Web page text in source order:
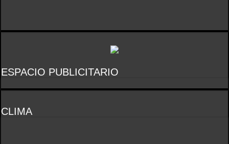
ESPACIO PUBLICITARIO
CLIMA